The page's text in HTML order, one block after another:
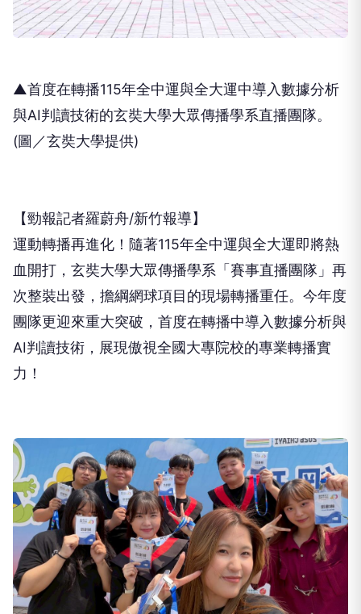
▲首度在轉播115年全中運與全大運中導入數據分析
與AI判讀技術的玄奘大學大眾傳播學系直播團隊。
(圖／玄奘大學提供)
【勁報記者羅蔚舟/新竹報導】
運動轉播再進化！隨著115年全中運與全大運即將熱
血開打，玄奘大學大眾傳播學系「賽事直播團隊」再
次整裝出發，擔綱網球項目的現場轉播重任。今年度
團隊更迎來重大突破，首度在轉播中導入數據分析與
AI判讀技術，展現傲視全國大專院校的專業轉播實
力！